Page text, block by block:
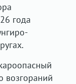
года
возгораний